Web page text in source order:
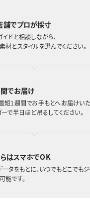
舗でプロが採寸
イドと相談しながら、
材とスタイルを選んでください。
でお届け
短1週間でお手もとへお届けいた
ーで半日ほど吊るしてください。
はスマホでOK
タをもとに、いつでもどこでもジ
能です。